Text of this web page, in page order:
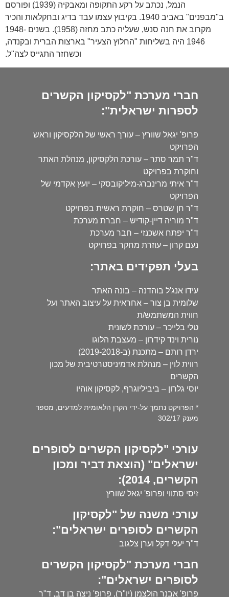
הנמל, נכתב על רקע התקופה ומאבקיה (1939) ופורסם
ב"מבפנים" באביב 1940. בקיבוץ עצמו עבד בדיג ובחקלאות והכיר
מקרוב את חנה סנש, שעליה כתב מחזה (1958). בשנים 1948-
1946 היה בשליחות "החלוץ הצעיר" בארצות הברית ובקנדה,
וכשחזר התגייס לצה"ל.
חברי מערכת "לקסיקון הקשרים
לספרות ישראלית":
פרופ' יגאל שוורץ – עורך ראשי של הלקסיקון וראש
הפרויקט
ד"ר תמר סתר – עורכת הלקסיקון, מנהלת האתר
וחוקרת בפרויקט
ד"ר איתי מרינברג-מיליקובסקי – יועץ אקדמי של
הפרויקט
ד"ר חן שטרס – חוקרת ראשית בפרויקט
ד"ר מוריה דיין-קודיש – חברת מערכת
ד"ר יפתח אשכנזי – חבר מערכת
נעם קרון – עוזרת מחקר בפרויקט
בעלי תפקידים באתר:
עידו אנג'ל בוהדנה – בונה האתר
שלומית בן צור – אחראית על עיצוב האתר ועל
חווית המשתמש/ת
טלי בלייכר – עורכת לשונית
נורית וינד קידרון – מעצבת הלוגו
ירדן רותם – מתכנת (ב-2019-2018)
רווית לוין – מנהלת אדמיניסטרטיבית של מכון
הקשרים
יוסי גלרון – ביביליוגרף, לקסיקון אוהיו
* הפרויקט נתמך על-ידי הקרן הלאומית למדעים, מספר
מענק 302/17
עורכי "לקסיקון הקשרים לסופרים
ישראלים" (הוצאת דביר ומכון
הקשרים, 2014):
זיסי סתווי ופרופ' יגאל שוורץ
עורכי משנה של "לקסיקון
הקשרים לסופרים ישראלים":
ד"ר יעלי דקל וערן צלגוב
חברי מערכת "לקסיקון הקשרים
לסופרים ישראלים":
פרופ' אבנר הולצמן (יו"ר), פרופ' ניצה בן דב, ד"ר